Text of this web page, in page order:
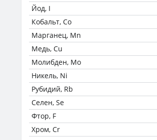
Йод, I
Кобальт, Co
Марганец, Mn
Медь, Cu
Молибден, Mo
Никель, Ni
Рубидий, Rb
Селен, Se
Фтор, F
Хром, Cr